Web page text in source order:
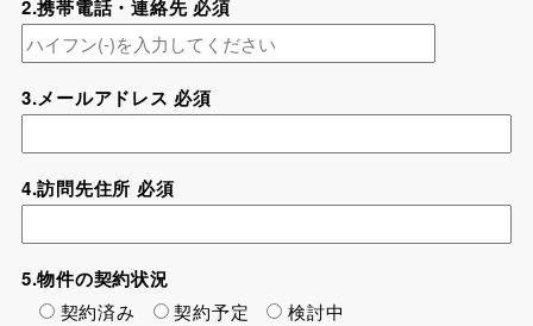
2.携帯電話・連絡先 必須
3.メールアドレス 必須
4.訪問先住所 必須
5.物件の契約状況
契約済み 契約予定 検討中